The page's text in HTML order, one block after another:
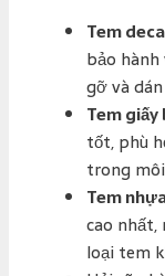
Tem
bảo
gỡ và
Tem giấy
tốt, phù
trong
Tem
cao nhất,
loại tem